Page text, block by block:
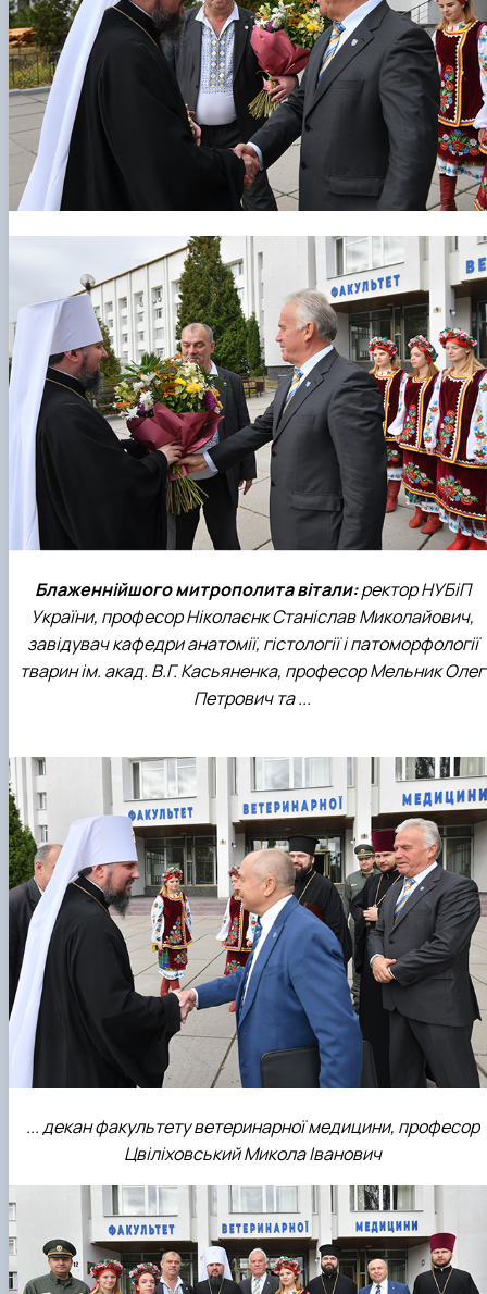
Блаженнійшого митрополита вітали:ректор НУБіП
України, професор Ніколаєнк Станіслав Миколайович,
завідувач кафедри анатомії, гістології і патоморфології
тварин ім. акад. В.Г. Касьяненка, професор Мельник Олег
Петрович та ...
... декан факультету ветеринарної медицини, професор
Цвіліховський Микола Іванович